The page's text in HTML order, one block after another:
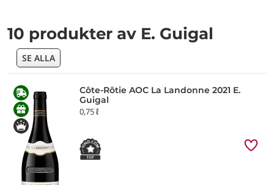
10 produkter av E. Guigal
SE ALLA
Côte-Rôtie AOC La Landonne 2021 E.
Guigal
0,75 ℓ